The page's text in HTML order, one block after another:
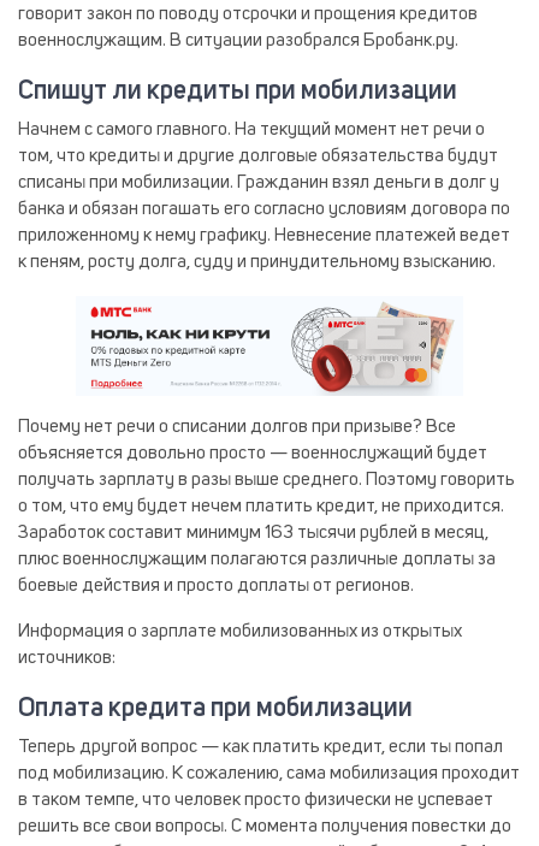
говорит закон по поводу отсрочки и прощения кредитов
военнослужащим. В ситуации разобрался Бробанк.ру.
Спишут ли кредиты при мобилизации
Начнем с самого главного. На текущий момент нет речи о
том, что кредиты и другие долговые обязательства будут
списаны при мобилизации. Гражданин взял деньги в долг у
банка и обязан погашать его согласно условиям договора по
приложенному к нему графику. Невнесение платежей ведет
к пеням, росту долга, суду и принудительному взысканию.
Почему нет речи о списании долгов при призыве? Все
объясняется довольно просто — военнослужащий будет
получать зарплату в разы выше среднего. Поэтому говорить
о том, что ему будет нечем платить кредит, не приходится.
Заработок составит минимум 163 тысячи рублей в месяц,
плюс военнослужащим полагаются различные доплаты за
боевые действия и просто доплаты от регионов.
Информация о зарплате мобилизованных из открытых
источников:
Оплата кредита при мобилизации
Теперь другой вопрос — как платить кредит, если ты попал
под мобилизацию. К сожалению, сама мобилизация проходит
в таком темпе, что человек просто физически не успевает
решить все свои вопросы. С момента получения повестки до